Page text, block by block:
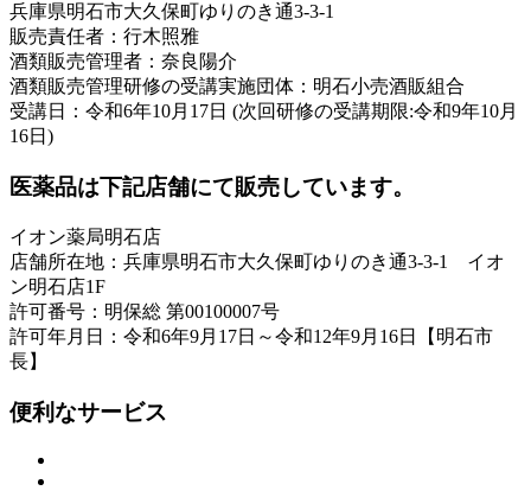
兵庫県明石市大久保町ゆりのき通3-3-1
販売責任者：行木照雅
酒類販売管理者：奈良陽介
酒類販売管理研修の受講実施団体：明石小売酒販組合
受講日：令和6年10月17日 (次回研修の受講期限:令和9年10月
16日)
医薬品は下記店舗にて販売しています。
イオン薬局明石店
店舗所在地：兵庫県明石市大久保町ゆりのき通3-3-1 イオ
ン明石店1F
許可番号：明保総 第00100007号
許可年月日：令和6年9月17日～令和12年9月16日【明石市
長】
便利なサービス